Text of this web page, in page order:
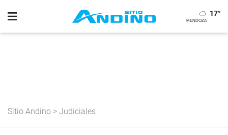
17°
Sitio Andino > Judiciales